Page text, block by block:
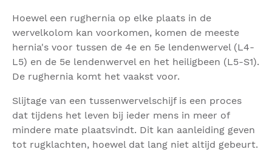
Hoewel een rughernia op elke plaats in de
wervelkolom kan voorkomen, komen de meeste
hernia's voor tussen de 4e en 5e lendenwervel (L4-
L5) en de 5e lendenwervel en het heiligbeen (L5-S1).
De rughernia komt het vaakst voor.
Slijtage van een tussenwervelschijf is een proces
dat tijdens het leven bij ieder mens in meer of
mindere mate plaatsvindt. Dit kan aanleiding geven
tot rugklachten, hoewel dat lang niet altijd gebeurt.